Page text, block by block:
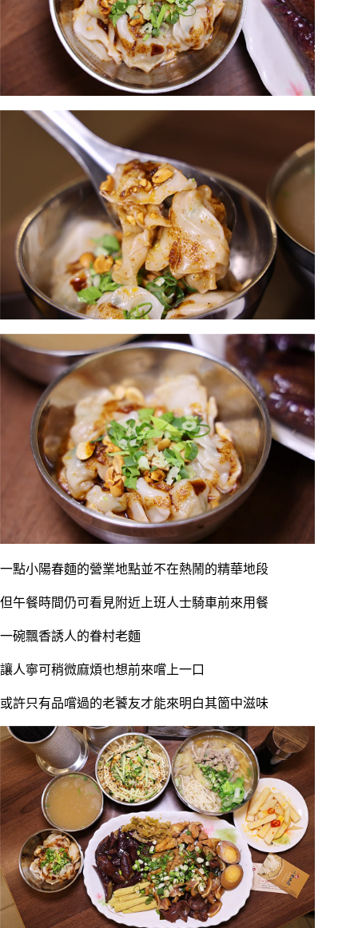
一點小陽春麵的營業地點並不在熱鬧的精華地段
但午餐時間仍可看見附近上班人士騎車前來用餐
一碗飄香誘人的眷村老麵
讓人寧可稍微麻煩也想前來嚐上一口
或許只有品嚐過的老饕友才能來明白其箇中滋味